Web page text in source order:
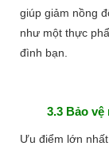
giúp giảm nồng
như một thực
đình bạn.
3.3 Bảo
Ưu điểm lớn